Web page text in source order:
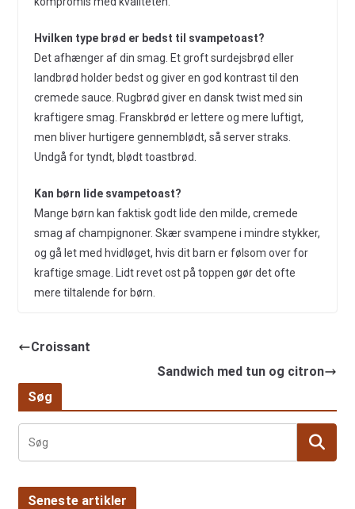
Hvilken type brød er bedst til svampetoast?
Det afhænger af din smag. Et groft surdejsbrød eller
landbrød holder bedst og giver en god kontrast til den
cremede sauce. Rugbrød giver en dansk twist med sin
kraftigere smag. Franskbrød er lettere og mere luftigt,
men bliver hurtigere gennemblødt, så server straks.
Undgå for tyndt, blødt toastbrød.
Kan børn lide svampetoast?
Mange børn kan faktisk godt lide den milde, cremede
smag af champignoner. Skær svampene i mindre stykker,
og gå let med hvidløget, hvis dit barn er følsom over for
kraftige smage. Lidt revet ost på toppen gør det ofte
mere tiltalende for børn.
Croissant
Sandwich med tun og citron
Søg
Seneste artikler